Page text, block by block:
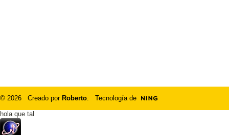
© 2026 Creado por Roberto. Tecnología de
hola que tal